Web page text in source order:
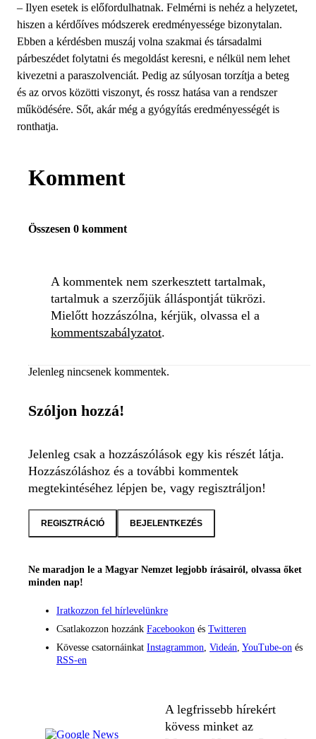
– Ilyen esetek is előfordulhatnak. Felmérni is nehéz a helyzetet,
hiszen a kérdőíves módszerek eredményessége bizonytalan.
Ebben a kérdésben muszáj volna szakmai és társadalmi
párbeszédet folytatni és megoldást keresni, e nélkül nem lehet
kivezetni a paraszolvenciát. Pedig az súlyosan torzítja a beteg
és az orvos közötti viszonyt, és rossz hatása van a rendszer
működésére. Sőt, akár még a gyógyítás eredményességét is
ronthatja.
Komment
Összesen 0 komment
A kommentek nem szerkesztett tartalmak,
tartalmuk a szerzőjük álláspontját tükrözi.
Mielőtt hozzászólna, kérjük, olvassa el a
kommentszabályzatot.
Jelenleg nincsenek kommentek.
Szóljon hozzá!
Jelenleg csak a hozzászólások egy kis részét látja.
Hozzászóláshoz és a további kommentek
megtekintéséhez lépjen be, vagy regisztráljon!
REGISZTRÁCIÓ BEJELENTKEZÉS
Ne maradjon le a Magyar Nemzet legjobb írásairól, olvassa őket
minden nap!
Iratkozzon fel hírlevelünkre
Csatlakozzon hozzánk Facebookon és Twitteren
Kövesse csatornáinkat Instagrammon, Videán, YouTube-on és
RSS-en
A legfrissebb hírekért
kövess minket az